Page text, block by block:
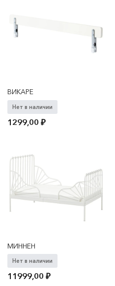
ВИКАРЕ
Нет в наличии
1299,00₽
МИННЕН
Нет в наличии
11999,00₽